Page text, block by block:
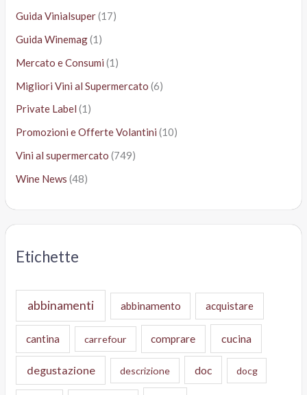
Guida Vinialsuper(17)
Guida Winemag(1)
Mercato e Consumi (1)
Migliori Vini al Supermercato (6)
Private Label (1)
Promozioni e Offerte Volantini (10)
Vini al supermercato (749)
Wine News (48)
Etichette
abbinamenti abbinamento acquistare
cantina carrefour comprare cucina
degustazione descrizione doc docg